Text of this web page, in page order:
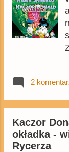
2
Kaczor
okładka -
Rycerza